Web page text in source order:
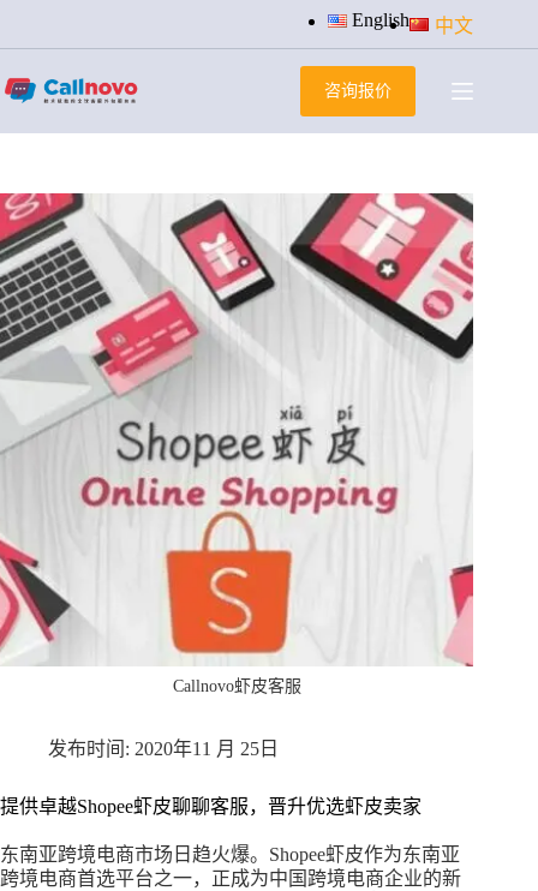
过
容
English 中文
咨询报价
Callnovo虾皮客服
2020年11 月 25日
提供卓越Shopee虾皮聊聊客服，晋升优选虾皮卖家
东南亚跨境电商市场日趋火爆。Shopee虾皮作为东南亚
跨境电商首选平台之一，正成为中国跨境电商企业的新